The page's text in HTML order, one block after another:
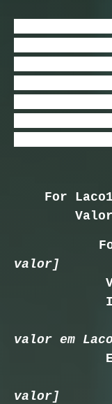
For Laco1
For
valor]
If
valor em
For
valor]